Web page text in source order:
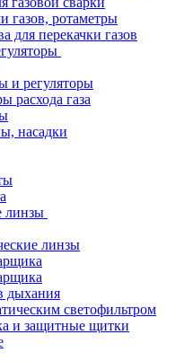
газов, ротаметры
для перекачки газов
и регуляторы
расхода газа
насадки
линзы
линзы
дыхания
светофильтром
и защитные щитки